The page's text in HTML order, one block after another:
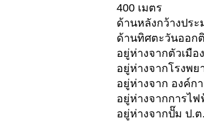
400 เมตร
ด้านหลังกว้างปร
ด้านทิศตะวันออก
อยู่ห่างจากตัวเมือ
อยู่ห่างจากโรงพย
อยู่ห่างจาก องค์ก
อยู่ห่างจากการไ
อยู่ห่างจากปั๊ม ป.ต